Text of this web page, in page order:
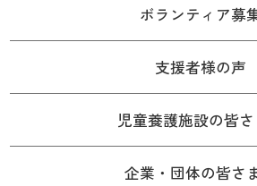
ボランティア募
支援者様の声
児童養護施設の皆
企業・団体の皆さ